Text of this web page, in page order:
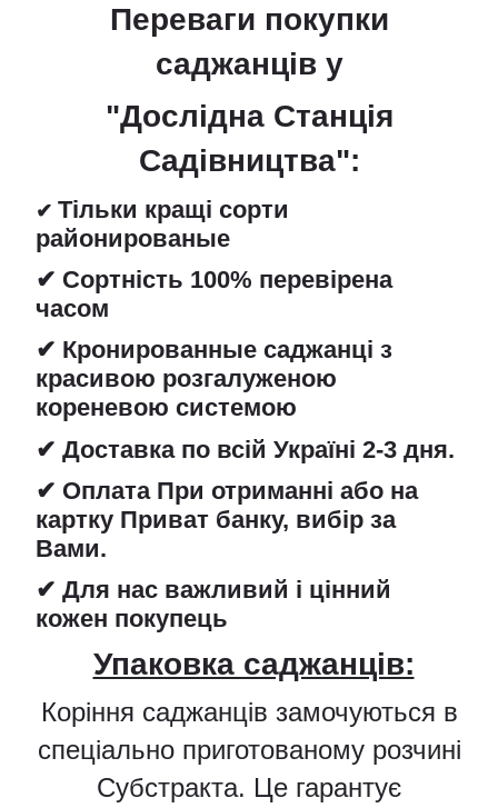
Переваги покупки
саджанців у
"Дослідна Станція
Садівництва":
✔ Тільки кращі сорти
районированые
✔ Сортність 100% перевірена
часом
✔ Кронированные саджанці з
красивою розгалуженою
кореневою системою
✔ Доставка по всій Україні 2-3 дня.
✔ Оплата При отриманні або на
картку Приват банку, вибір за
Вами.
✔ Для нас важливий і цінний
кожен покупець
Упаковка саджанців:
Коріння саджанців замочуються в
спеціально приготованому розчині
Субстракта. Це гарантує